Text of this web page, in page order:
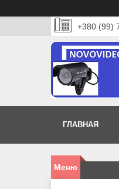
+380 (99)
ГЛАВНАЯ